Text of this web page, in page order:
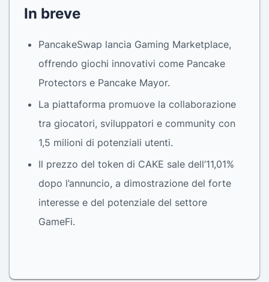
In breve
PancakeSwap lancia Gaming Marketplace,
offrendo giochi innovativi come Pancake
Protectors e Pancake Mayor.
La piattaforma promuove la collaborazione
tra giocatori, sviluppatori e community con
1,5 milioni di potenziali utenti.
Il prezzo del token di CAKE sale dell’11,01%
dopo l’annuncio, a dimostrazione del forte
interesse e del potenziale del settore
GameFi.